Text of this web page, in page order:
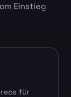
Einstieg
für